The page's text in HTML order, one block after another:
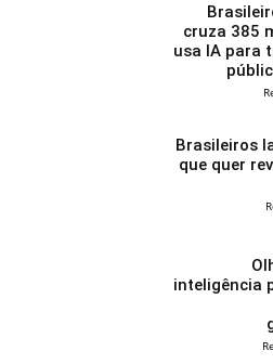
cruza 385
usa IA para
Brasileiros
que quer
inteligência